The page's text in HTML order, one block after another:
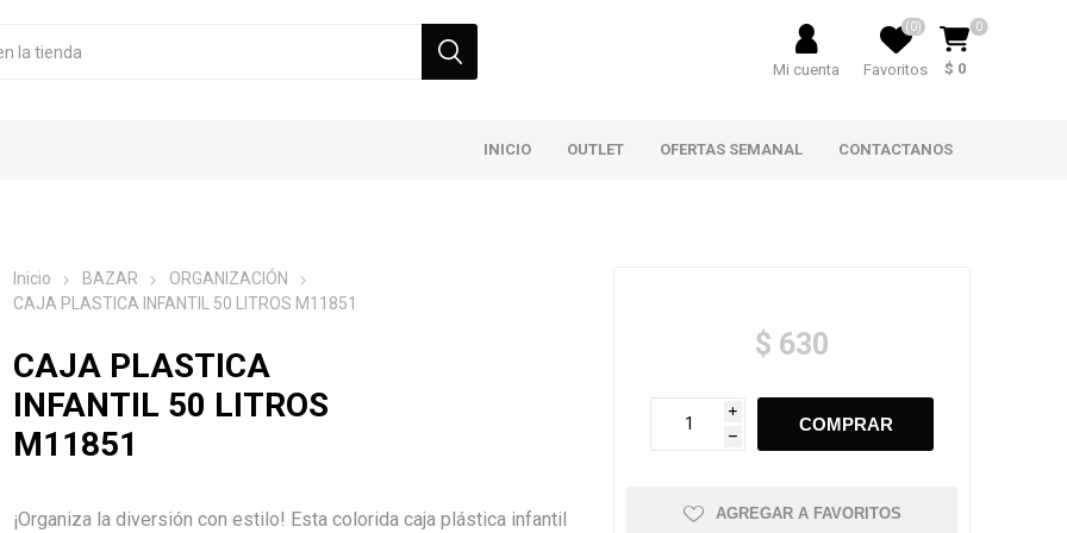
Mi cuenta Favoritos
(0) 0
$ 0
INICIO OUTLET OFERTAS SEMANAL CONTACTANOS
Inicio BAZAR
ORGANIZACIÓN
CAJA PLASTICA INFANTIL 50 LITROS M11851
CAJA PLASTICA
INFANTIL 50 LITROS
M11851
¡Organiza la diversión con estilo! Esta colorida caja plástica infantil
$ 630
i
h
AGREGAR A FAVORITOS